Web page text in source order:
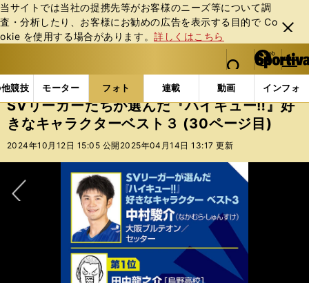
当サイトでは当社の提携先等がお客様のニーズ等について調
査・分析したり、お客様にお勧めの広告を表⽰する⽬的で Co
okie を使⽤する場合があります。詳しくはこちら
閉じ
る
web Sportiva (webスポルティーバ)
検索
マイペ
ー
ジ
メニュ
競技 モーター フォト 連載 動画 インフォ
b
ス
ポ
ル
バ
フォトギャラリー SVリーガーたちが選んだ『ハイキ
SVリーガーたちが選んだ『ハイキュー‼』好
きなキャラクターベスト３ (30ページ目)
2024年10月12日 15:05 公開 2025年04月14日 13:17 更新